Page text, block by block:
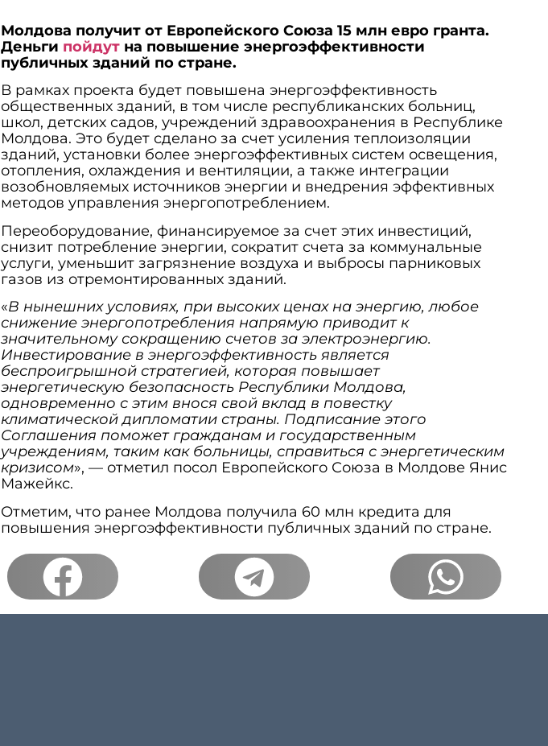
Молдова получит от Европейского Союза 15 млн евро гранта.
Деньги пойдутна повышение энергоэффективности
публичных зданий по стране.
В рамках проекта будет повышена энергоэффективность
общественных зданий, в том числе республиканских больниц,
школ, детских садов, учреждений здравоохранения в Республике
Молдова. Это будет сделано за счет усиления теплоизоляции
зданий, установки более энергоэффективных систем освещения,
отопления, охлаждения и вентиляции, а также интеграции
возобновляемых источников энергии и внедрения эффективных
методов управления энергопотреблением.
Переоборудование, финансируемое за счет этих инвестиций,
снизит потребление энергии, сократит счета за коммунальные
услуги, уменьшит загрязнение воздуха и выбросы парниковых
газов из отремонтированных зданий.
«В нынешних условиях, при высоких ценах на энергию, любое
снижение энергопотребления напрямую приводит к
значительному сокращению счетов за электроэнергию.
Инвестирование в энергоэффективность является
беспроигрышной стратегией, которая повышает
энергетическую безопасность Республики Молдова,
одновременно с этим внося свой вклад в повестку
климатической дипломатии страны. Подписание этого
Соглашения поможет гражданам и государственным
учреждениям, таким как больницы, справиться с энергетическим
кризисом», — отметил посол Европейского Союза в Молдове Янис
Мажейкс.
Отметим, что ранее Молдова получила 60 млн кредита для
повышения энергоэффективности публичных зданий по стране.